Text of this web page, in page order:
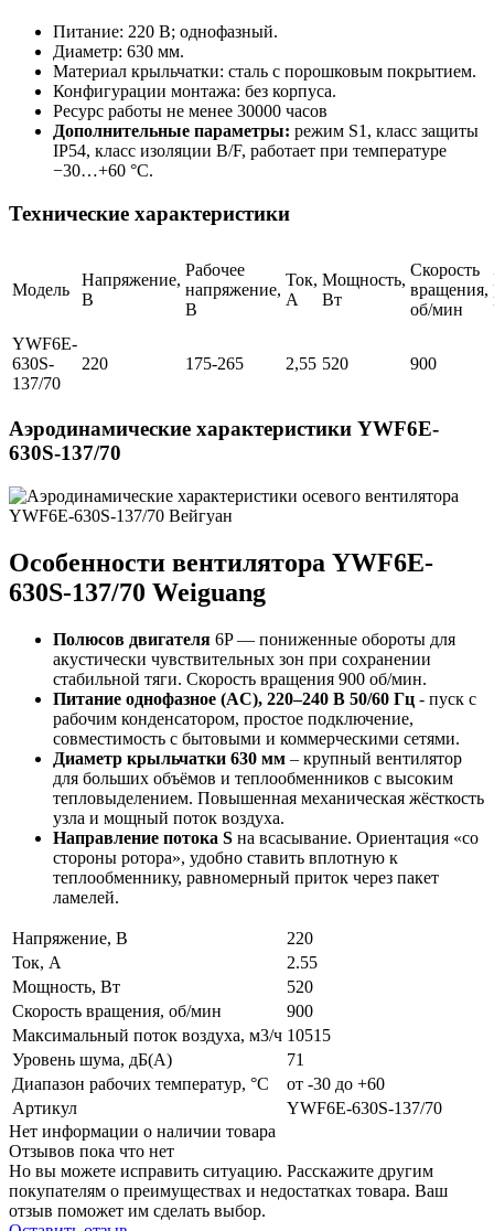
Питание: 220 В; однофазный.
Диаметр: 630 мм.
Материал крыльчатки: сталь с порошковым покрытием.
Конфигурации монтажа: без корпуса.
Ресурс работы не менее 30000 часов
Дополнительные параметры: режим S1, класс защиты
IP54, класс изоляции B/F, работает при температуре
−30…+60 °C.
Технические характеристики
Модель
Напряжение,
В
Рабочее
напряжение,
В
Ток,
А
Мощность,
Вт
Скорость
вращения,
об/мин
YWF6E-
630S-
137/70
220 175-265 2,55 520 900
Аэродинамические характеристики YWF6E-
630S-137/70
Особенности вентилятора YWF6E-
630S-137/70 Weiguang
Полюсов двигателя 6P — пониженные обороты для
акустически чувствительных зон при сохранении
стабильной тяги. Скорость вращения 900 об/мин.
Питание однофазное (AC), 220–240 В 50/60 Гц - пуск с
рабочим конденсатором, простое подключение,
совместимость с бытовыми и коммерческими сетями.
Диаметр крыльчатки 630 мм – крупный вентилятор
для больших объёмов и теплообменников с высоким
тепловыделением. Повышенная механическая жёсткость
узла и мощный поток воздуха.
Направление потока S на всасывание. Ориентация «со
стороны ротора», удобно ставить вплотную к
теплообменнику, равномерный приток через пакет
ламелей.
Напряжение, В
220
Ток, А
2.55
Мощность, Вт
520
Скорость вращения, об/мин
900
Максимальный поток воздуха, м3/ч 10515
Уровень шума, дБ(А)
71
Диапазон рабочих температур, °C
от -30 до +60
Артикул
YWF6E-630S-137/70
Нет информации о наличии товара
Отзывов пока что нет
Но вы можете исправить ситуацию. Расскажите другим
покупателям о преимуществах и недостатках товара. Ваш
отзыв поможет им сделать выбор.